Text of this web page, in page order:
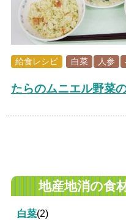
給食レシピ 白菜 人参
たらのムニエル野菜
地産地消の食
白菜(2)